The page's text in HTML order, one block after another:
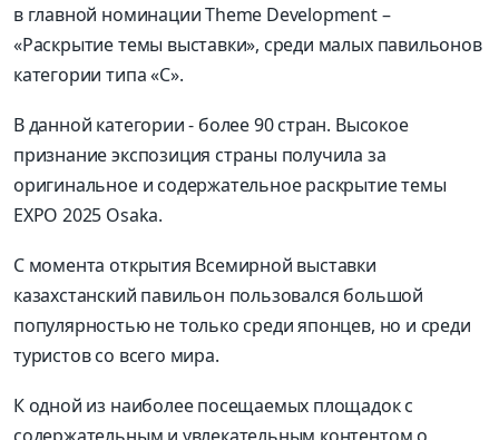
в главной номинации Theme Development –
«Раскрытие темы выставки», среди малых павильонов
категории типа «C».
В данной категории - более 90 стран. Высокое
признание экспозиция страны получила за
оригинальное и содержательное раскрытие темы
EXPO 2025 Osaka.
С момента открытия Всемирной выставки
казахстанский павильон пользовался большой
популярностью не только среди японцев, но и среди
туристов со всего мира.
К одной из наиболее посещаемых площадок с